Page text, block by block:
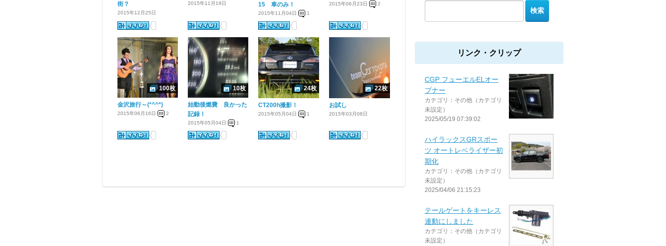
街？
2015年12月25日
2015年11月19日
15 車のみ！
2015年11月04日 1
2015年06月23日 2
金沢旅行～(*^^*)
100枚
2015年06月16日 2
始動後燃費 良かった
記録！
10枚
2015年05月04日 1
CT200h撮影！
24枚
2015年05月04日 1
お試し
22枚
2015年03月08日
リンク・クリップ
CGP フューエルELオー
プナー
カテゴリ：その他（カテゴリ
未設定）
2025/05/19 07:39:02
ハイラックスGRスポー
ツ オートレベライザー初
期化
カテゴリ：その他（カテゴリ
未設定）
2025/04/06 21:15:23
テールゲートをキーレス
連動にしました
カテゴリ：その他（カテゴリ
未設定）